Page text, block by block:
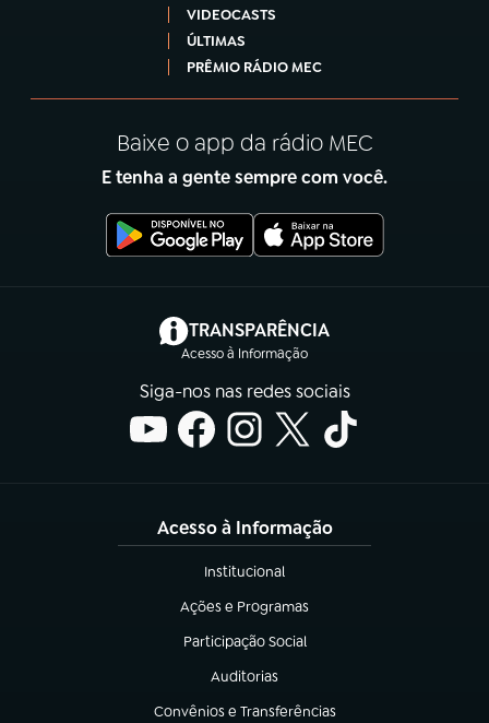
VIDEOCASTS
ÚLTIMAS
PRÊMIO RÁDIO MEC
Baixe o app da rádio MEC
E tenha a gente sempre com você.
TRANSPARÊNCIA
Acesso à Informação
(abre em nova aba)
Siga-nos nas redes sociais
Acesso à Informação
Institucional
(abre em nova aba)
Ações e Programas
(abre em nova aba)
Participação Social
(abre em nova aba)
Auditorias
(abre em nova aba)
Convênios e Transferências
(abre em nova aba)